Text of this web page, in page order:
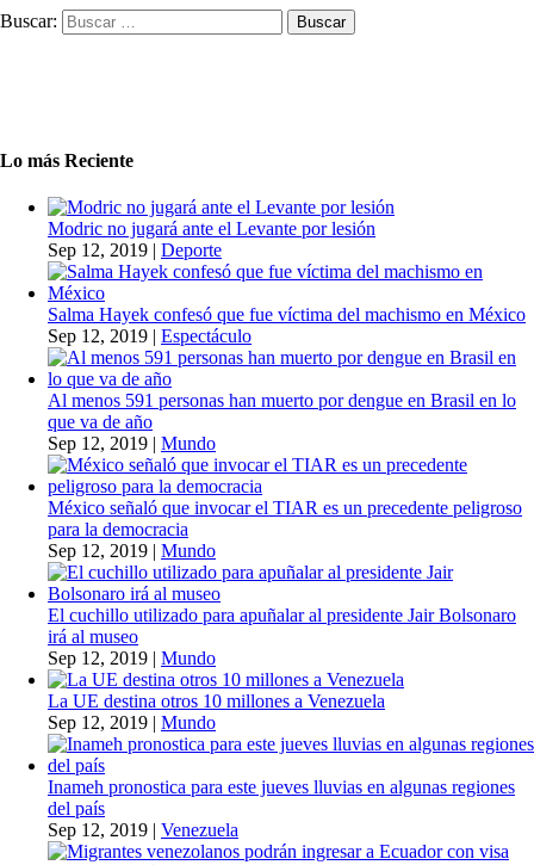
Buscar:
Lo más Reciente
Modric no jugará ante el Levante por lesión
Sep 12, 2019 | Deporte
Salma Hayek confesó que fue víctima del machismo en México
Sep 12, 2019 | Espectáculo
Al menos 591 personas han muerto por dengue en Brasil en lo
que va de año
Sep 12, 2019 | Mundo
México señaló que invocar el TIAR es un precedente peligroso
para la democracia
Sep 12, 2019 | Mundo
El cuchillo utilizado para apuñalar al presidente Jair Bolsonaro
irá al museo
Sep 12, 2019 | Mundo
La UE destina otros 10 millones a Venezuela
Sep 12, 2019 | Mundo
Inameh pronostica para este jueves lluvias en algunas regiones
del país
Sep 12, 2019 | Venezuela